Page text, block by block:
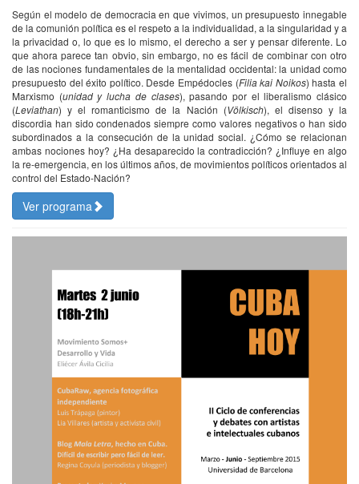
Según el modelo de democracia en que vivimos, un presupuesto innegable
de la comunión política es el respeto a la individualidad, a la singularidad y a
la privacidad o, lo que es lo mismo, el derecho a ser y pensar diferente. Lo
que ahora parece tan obvio, sin embargo, no es fácil de combinar con otro
de las nociones fundamentales de la mentalidad occidental: la unidad como
presupuesto del éxito político. Desde Empédocles (Filia kai Noikos) hasta el
Marxismo (unidad y lucha de clases), pasando por el liberalismo clásico
(Leviathan) y el romanticismo de la Nación (Völkisch), el disenso y la
discordia han sido condenados siempre como valores negativos o han sido
subordinados a la consecución de la unidad social. ¿Cómo se relacionan
ambas nociones hoy? ¿Ha desaparecido la contradicción? ¿Influye en algo
la re-emergencia, en los últimos años, de movimientos políticos orientados al
control del Estado-Nación?
Ver programa